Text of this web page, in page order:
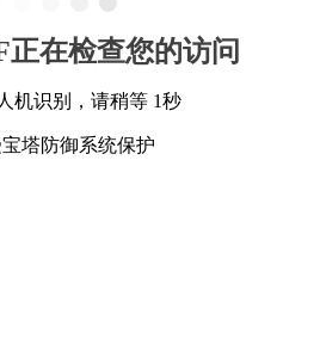
正在检查您的访问
机识别，请稍等 1秒
塔防御系统保护